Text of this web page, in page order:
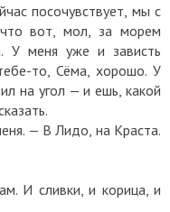
посочувствует, мы с
вот, мол, за морем
У меня уже и зависть
то, Сёма, хорошо. У
на угол — и ешь, какой
— В Лидо, на Краста.
И сливки, и корица, и